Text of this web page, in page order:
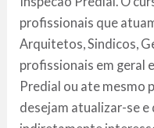
profissionais que
Arquitetos, Sindicos,
profissionais em geral
Predial ou ate mesmo
desejam atualizar-se